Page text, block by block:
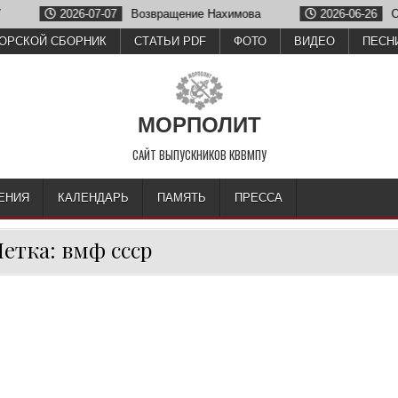
2026-07-07 Возвращение Нахимова 2026-06-26 Олег
СБОРНИК СТАТЬИ PDF ФОТО ВИДЕО
МОРПОЛИТ
САЙТ ВЫПУСКНИКОВ КВВМПУ
КАЛЕНДАРЬ ПАМЯТЬ ПРЕССА
вмф ссср